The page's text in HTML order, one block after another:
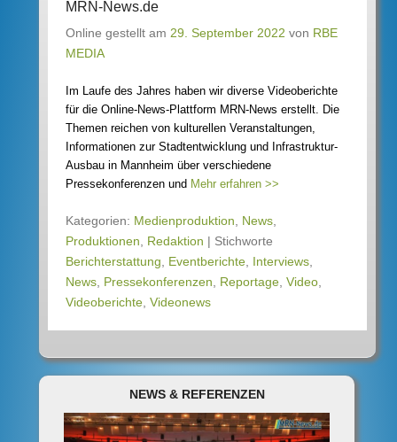
MRN-News.de
Online gestellt am 29. September 2022 von RBE
MEDIA
Im Laufe des Jahres haben wir diverse Videoberichte
für die Online-News-Plattform MRN-News erstellt. Die
Themen reichen von kulturellen Veranstaltungen,
Informationen zur Stadtentwicklung und Infrastruktur-
Ausbau in Mannheim über verschiedene
Pressekonferenzen und Mehr erfahren >>
Kategorien: Medienproduktion News
Produktionen
Redaktion | Stichworte
Berichterstattung
Eventberichte Interviews
News Pressekonferenzen Reportage Video
Videoberichte Videonews
NEWS & REFERENZEN